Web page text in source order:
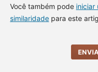
Você também pode iniciar
similaridadepara este